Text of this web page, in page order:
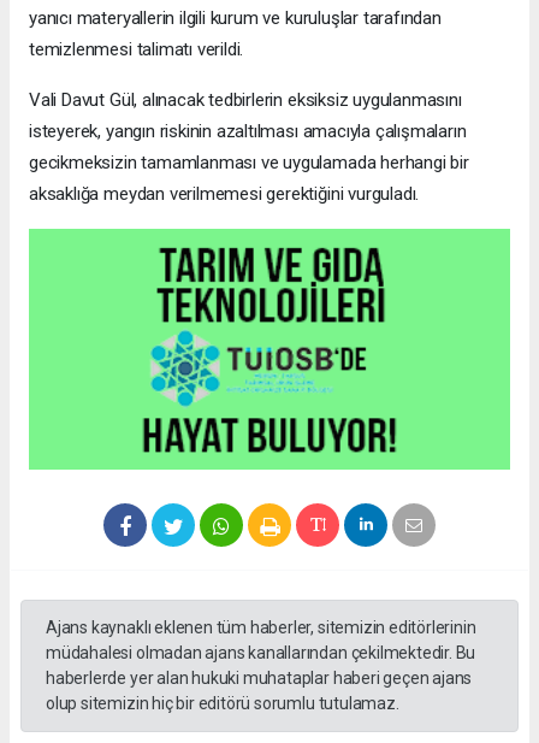
yanıcı materyallerin ilgili kurum ve kuruluşlar tarafından
temizlenmesi talimatı verildi.
Vali Davut Gül, alınacak tedbirlerin eksiksiz uygulanmasını
isteyerek, yangın riskinin azaltılması amacıyla çalışmaların
gecikmeksizin tamamlanması ve uygulamada herhangi bir
aksaklığa meydan verilmemesi gerektiğini vurguladı.
Ajans kaynaklı eklenen tüm haberler, sitemizin editörlerinin
müdahalesi olmadan ajans kanallarından çekilmektedir. Bu
haberlerde yer alan hukuki muhataplar haberi geçen ajans
olup sitemizin hiç bir editörü sorumlu tutulamaz.